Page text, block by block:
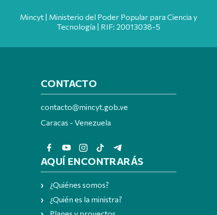
Mincyt | Ministerio del Poder Popular para Ciencia y
Tecnología | RIF: 20013038-5
CONTACTO
contacto@mincyt.gob.ve
Caracas - Venezuela
AQUÍ ENCONTRARÁS
¿Quiénes somos?
¿Quién es la ministra?